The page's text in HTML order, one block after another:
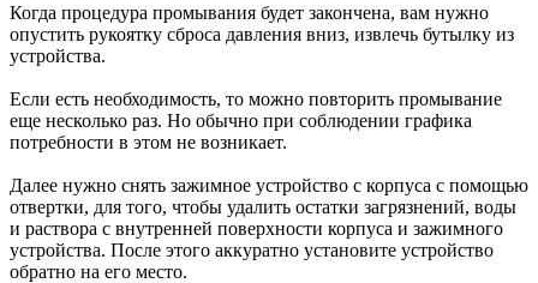
Когда процедура промывания будет закончена, вам нужно
опустить рукоятку сброса давления вниз, извлечь бутылку из
устройства.
Если есть необходимость, то можно повторить промывание
еще несколько раз. Но обычно при соблюдении графика
потребности в этом не возникает.
Далее нужно снять зажимное устройство с корпуса с помощью
отвертки, для того, чтобы удалить остатки загрязнений, воды
и раствора с внутренней поверхности корпуса и зажимного
устройства. После этого аккуратно установите устройство
обратно на его место.